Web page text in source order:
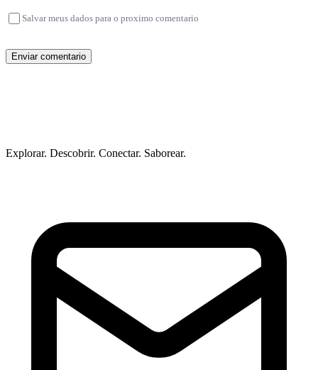
Salvar meus dados para o proximo comentario
Enviar comentario
Explorar. Descobrir. Conectar. Saborear.